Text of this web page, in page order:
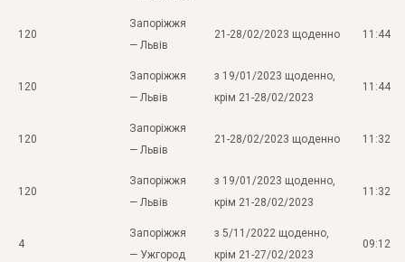
120
Запоріжжя
— Львів
21-28/02/2023 щоденно 11:44
120
Запоріжжя
— Львів
з 19/01/2023 щоденно,
крім 21-28/02/2023
11:44
120
Запоріжжя
— Львів
21-28/02/2023 щоденно 11:32
120
Запоріжжя
— Львів
з 19/01/2023 щоденно,
крім 21-28/02/2023
11:32
4
Запоріжжя
— Ужгород
з 5/11/2022 щоденно,
крім 21-27/02/2023
09:12